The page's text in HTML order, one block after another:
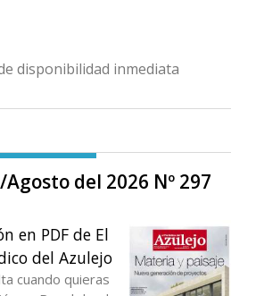
disponibilidad inmediata
Agosto del 2026 Nº 297
en PDF de El
del Azulejo
cuando quieras